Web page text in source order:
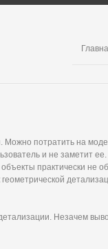
Можно потратить на
и не заметит
практически не
Незачем